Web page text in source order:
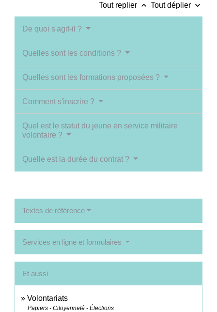
Tout replier keyboard_arrow_up Tout déplier keyboard_arrow_down
De quoi s'agit-il ?
Quelles sont les conditions ?
Quelles sont les formations proposées ?
Comment s'inscrire ?
Quel est le statut du jeune en service militaire
volontaire ?
Quelle est la durée du contrat ?
Textes de référence
Services en ligne et formulaires
Et aussi
Volontariats
Papiers - Citoyenneté - Élections